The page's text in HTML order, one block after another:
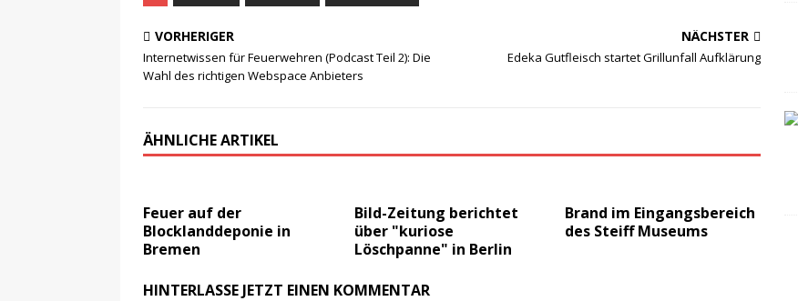
VORHERIGER
Internetwissen für Feuerwehren (Podcast Teil 2): Die
Wahl des richtigen Webspace Anbieters
NÄCHSTER
Edeka Gutfleisch startet Grillunfall Aufklärung
ÄHNLICHE ARTIKEL
Feuer auf der
Blocklanddeponie in
Bremen
Bild-Zeitung berichtet
über "kuriose
Löschpanne" in Berlin
Brand im Eingangsbereich
des Steiff Museums
HINTERLASSE JETZT EINEN KOMMENTAR